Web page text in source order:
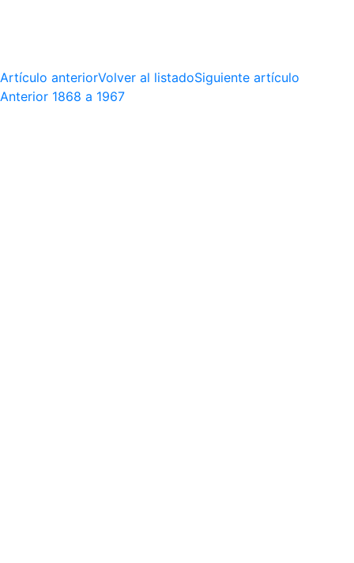
Artículo anteriorVolver al listadoSiguiente artículo
Anterior 1868 a 1967